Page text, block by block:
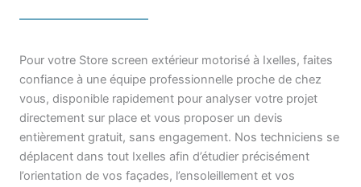
Pour votre Store screen extérieur motorisé à Ixelles, faites
confiance à une équipe professionnelle proche de chez
vous, disponible rapidement pour analyser votre projet
directement sur place et vous proposer un devis
entièrement gratuit, sans engagement. Nos techniciens se
déplacent dans tout Ixelles afin d’étudier précisément
l’orientation de vos façades, l’ensoleillement et vos